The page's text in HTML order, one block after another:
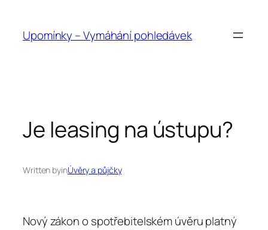
obsahUpomínky – Vymáhání pohledávek
Je leasing na ústupu?
Written byinÚvěry a půjčky
Nový zákon o spotřebitelském úvěru platný